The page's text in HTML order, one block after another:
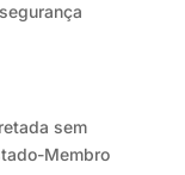
sem
Membro